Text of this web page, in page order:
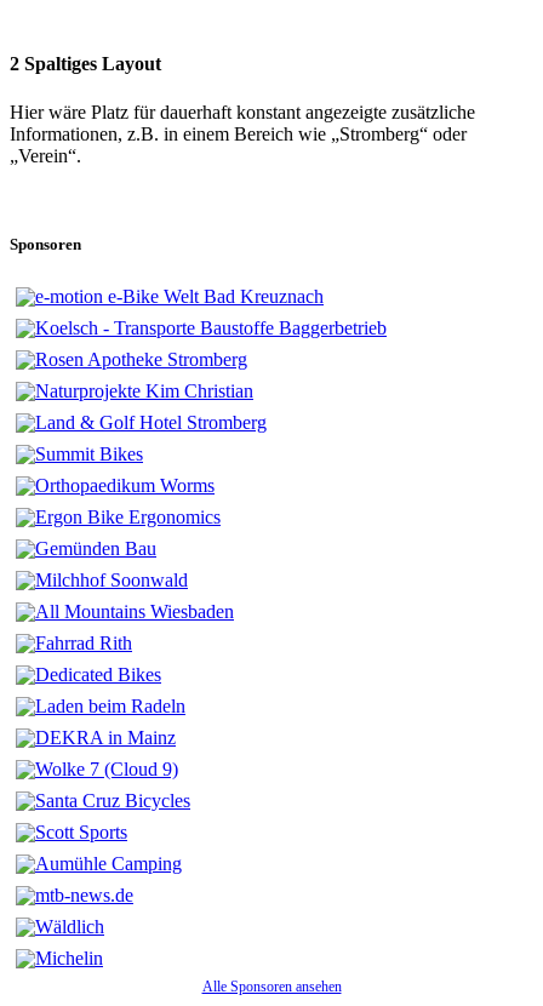
2 Spaltiges Layout
Hier wäre Platz für dauerhaft konstant angezeigte zusätzliche
Informationen, z.B. in einem Bereich wie „Stromberg“ oder
„Verein“.
Sponsoren
Alle Sponsoren ansehen